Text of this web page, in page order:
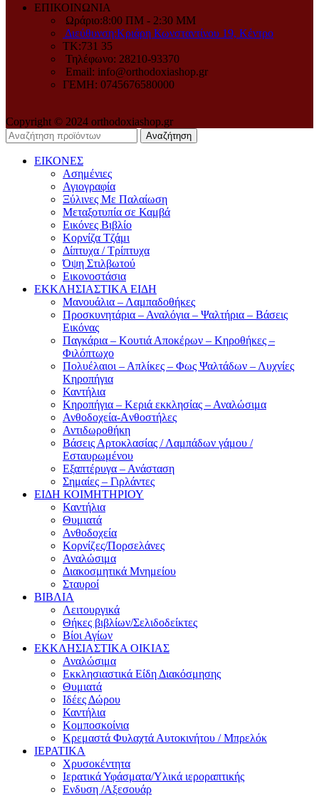
ΕΠΙΚΟΙΝΩΝΙΑ
Ωράριο:8:00 ΠM - 2:30 MM
Διεύθυνση:Κριάρη Κωνσταντίνου 19, Κέντρο
ΤΚ:731 35
Τηλέφωνο: 28210-93370
Email: info@orthodoxiashop.gr
ΓΕΜH: 0745676580000
Copyright © 2024 orthodoxiashop.gr
Αναζήτηση
ΕΙΚΟΝΕΣ
Ασημένιες
Αγιογραφία
Ξύλινες Με Παλαίωση
Μεταξοτυπία σε Καμβά
Eικόνες Bιβλίο
Kορνίζα Tζάμι
Δίπτυχα / Τρίπτυχα
Όψη Στιλβωτού
Eικονοστάσια
ΕΚΚΛΗΣΙΑΣΤΙΚΑ ΕΙΔΗ
Μανουάλια – Λαμπαδοθήκες
Προσκυνητάρια – Αναλόγια – Ψαλτήρια – Βάσεις
Εικόνας
Παγκάρια – Κουτιά Αποκέρων – Κηροθήκες –
Φιλόπτωχο
Πολυέλαιοι – Απλίκες – Φως Ψαλτάδων – Λυχνίες
Κηροπήγια
Καντήλια
Κηροπήγια – Κεριά εκκλησίας – Αναλώσιμα
Ανθοδοχεία-Aνθοστήλες
Αντιδωροθήκη
Βάσεις Αρτοκλασίας / Λαμπάδων γάμου /
Εσταυρωμένου
Εξαπτέρυγα – Ανάσταση
Σημαίες – Γιρλάντες
ΕΙΔΗ ΚΟΙΜΗΤΗΡΙΟΥ
Καντήλια
Θυμιατά
Ανθοδοχεία
Κορνίζες/Πορσελάνες
Αναλώσιμα
Διακοσμητικά Μνημείου
Σταυροί
ΒΙΒΛΙΑ
Λειτουργικά
Θήκες βιβλίων/Σελιδοδείκτες
Βίοι Αγίων
ΕΚΚΛΗΣΙΑΣΤΙΚΑ ΟΙΚΙΑΣ
Αναλώσιμα
Εκκλησιαστικά Είδη Διακόσμησης
Θυμιατά
Ιδέες Δώρου
Καντήλια
Κομποσκοίνια
Κρεμαστά Φυλαχτά Αυτοκινήτου / Μπρελόκ
ΙΕΡΑΤΙΚΑ
Χρυσοκέντητα
Ιερατικά Υφάσματα/Υλικά ιεροραπτικής
Ενδυση /Αξεσουάρ